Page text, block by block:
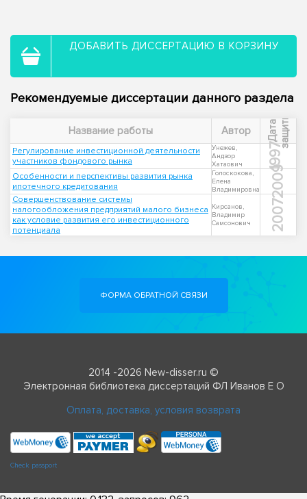
ДОБАВИТЬ ДИССЕРТАЦИЮ В КОРЗИНУ
Рекомендуемые диссертации данного раздела
Название работы Автор Д
а
т
а
з
а
щ
и
т ы
Регулирование инвестиционной деятельности
участников фондового рынка
Унежев,
Андзор
Хатаович
1997
Особенности и перспективы развития рынка
ипотечного кредитования
Голоскокова,
Елена
Владимировна
2009
Совершенствование системы
налогообложения предприятий малого бизнеса
как условие развития его инвестиционного
потенциала
Кирсанов,
Владимир
Самсонович
2007
ФОРМА ОБРАТНОЙ СВЯЗИ
2014 -2026 New-disser.ru ©
Электронная библиотека диссертаций ФЛ Иванов Е О
Оплата, доставка, условия возврата
Check passport